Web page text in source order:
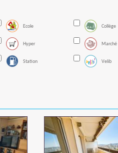
Ecole Collège
Hyper Marché
Station Velib